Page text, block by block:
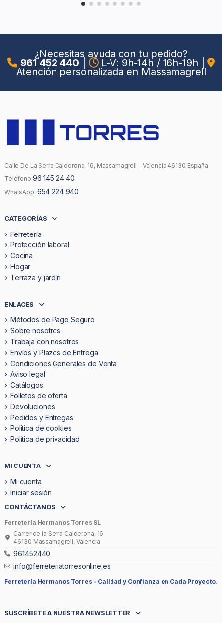
¿Necesitas ayuda con tu pedido?
961 452 440 L-V: 9h-14h / 16h-19h
Atención personalizada en Massamagrell
Calle De La Serra Calderona, 16, Massamagrell - Valencia 46130 España.
Teléfono 96 145 24 40
WhatsApp: 654 224 940
CATEGORÍAS
Ferretería
Protección laboral
Cocina
Hogar
Terraza y jardín
ENLACES
Métodos de Pago Seguro
Sobre nosotros
Trabaja con nosotros
Envíos y Plazos de Entrega
Condiciones Generales de Venta
Aviso legal
Catálogos
Folletos de oferta
Devoluciones
Pedidos y Entregas
Politica de cookies
Política de privacidad
MI CUENTA
Mi cuenta
Iniciar sesión
CONTÁCTANOS
Ferretería Hermanos Torres SL
Carrer de la Serra Calderona, 16
46130 Massamagrell, Valencia
961452440
info@ferreteriatorresonline.es
Ferretería Hermanos Torres - Calidad y Confianza en Cada Proyecto.
SUSCRÍBETE A NUESTRA NEWSLETTER